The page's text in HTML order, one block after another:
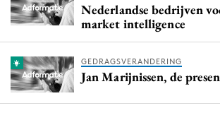
Nederlandse bedrijven
market intelligence
GEDRAGSVERANDERING
Jan Marijnissen, de